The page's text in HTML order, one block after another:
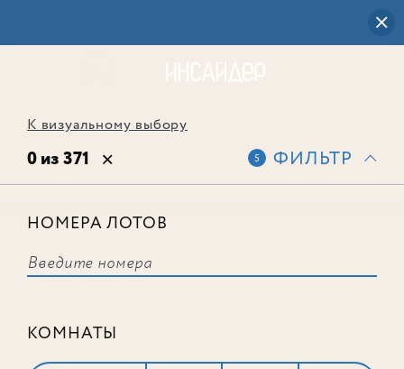
К визуальному выбору
0 из 371 5 ФИЛЬТР
НОМЕРА ЛОТОВ
КОМНАТЫ
соответствует ни одного лота